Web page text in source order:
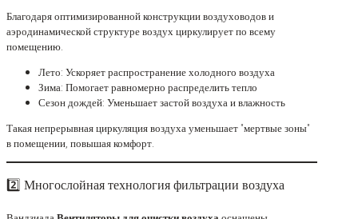
Благодаря оптимизированной конструкции воздуховодов и
аэродинамической структуре воздух циркулирует по всему
помещению.
Лето: Ускоряет распространение холодного воздуха
Зима: Помогает равномерно распределить тепло
Сезон дождей: Уменьшает застой воздуха и влажность
Такая непрерывная циркуляция воздуха уменьшает "мертвые зоны"
в помещении, повышая комфорт.
2️⃣ Многослойная технология фильтрации воздуха